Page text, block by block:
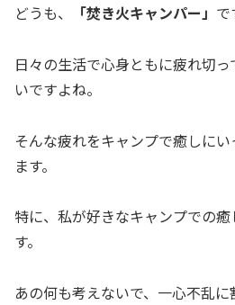
どうも、 「焚き火キャンパー」 で
日々の生活で心身ともに疲れ切
いですよね。
そんな疲れをキャンプで癒しに
ます。
特に、私が好きなキャンプでの癒
す。
あの何も考えないで、一心不乱